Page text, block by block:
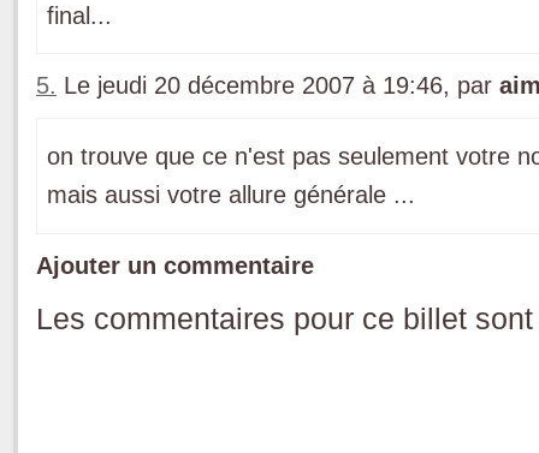
final...
5. Le jeudi 20 décembre 2007 à 19:46, par
on trouve que ce n'est pas seulement votre
mais aussi votre allure générale ...
Ajouter un commentaire
Les commentaires pour ce billet